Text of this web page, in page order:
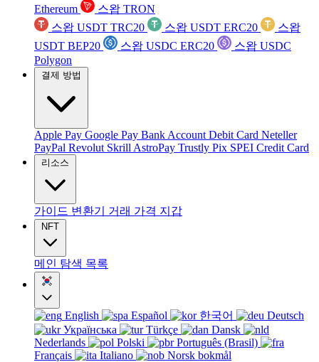
Ethereum
스왑 TRON
스왑 USDT TRC20
스왑 USDT ERC20
스왑
USDT BEP20
스왑 USDC ERC20
스왑 USDC
Polygon
결제 방법
Apple Pay Google Pay Bank Account Debit Card Neteller
PayPal Revolut Skrill AstroPay Trustly Pix SPEI Credit Card
리소스
가이드 변환기 거래 가격 지갑
NFT
메인 탐색 목록
English Español 한국어
Deutsch
Українська
Türkçe
Dansk
Nederlands
Polski
Português (Brasil)
Français
Italiano
Norsk bokmål